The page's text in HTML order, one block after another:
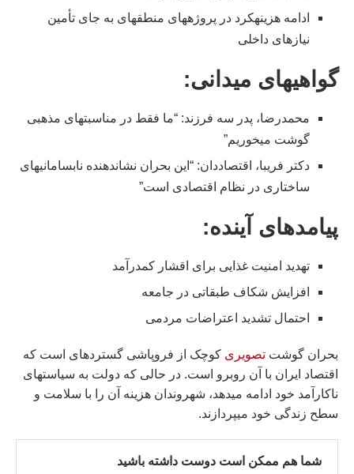
ادامه هزینهکرد در پروژههای منطقهای به جای تأمین
نیازهای داخلی
گواهیهای میدانی:
محمدرضا، پدر سه فرزند: “ما فقط در مناسبتهای مذهبی
گوشت میخوریم”
دکتر فریبا، اقتصاددان: “این بحران نشاندهنده نابسامانیهای
ساختاری در نظام اقتصادی است”
پیامدهای آینده:
تهدید امنیت غذایی برای اقشار کمدرآمد
افزایش شکاف طبقاتی در جامعه
احتمال تشدید اعتراضات مردمی
بحران گوشت تصویری کوچک از فروپاشی گستردهای است که
اقتصاد ایران با آن روبرو است. در حالی که دولت به سیاستهای
ناکارآمد خود ادامه میدهد، شهروندان هزینه آن را با سلامت و
سطح زندگی خود میپردازند.
شما هم ممکن است دوست داشته باشید